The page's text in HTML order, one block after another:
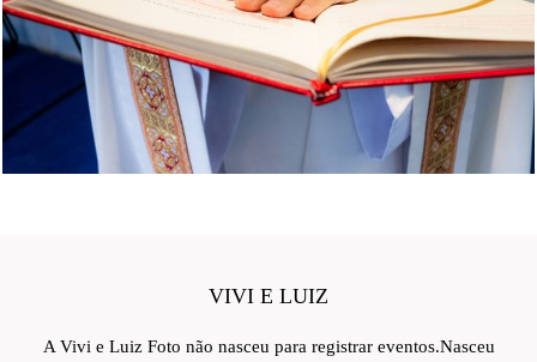
VIVI E LUIZ
A Vivi e Luiz Foto não nasceu para registrar eventos.Nasceu